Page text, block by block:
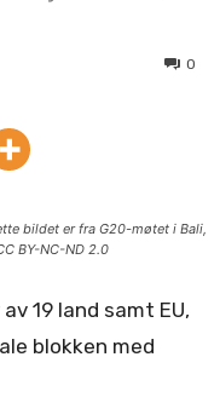
0
bildet er fra G20-møtet i Bali,
BY-NC-ND 2.0
19 land samt EU,
blokken med